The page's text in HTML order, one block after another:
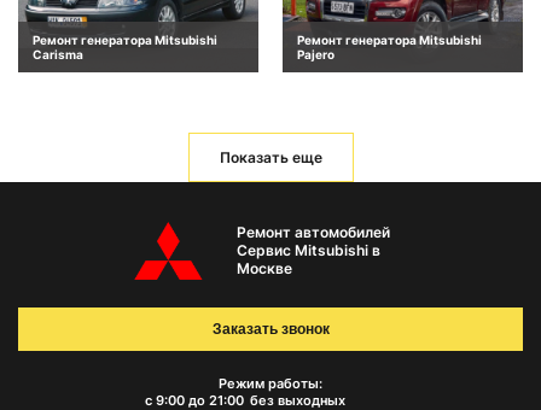
Ремонт генератора Mitsubishi
Carisma
Ремонт генератора Mitsubishi
Pajero
Показать еще
Ремонт автомобилей
Сервис Mitsubishi в
Москве
Режим работы:
с 9:00 до 21:00 без выходных
Заказать звонок